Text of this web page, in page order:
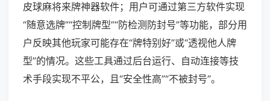
皮球麻将来牌神器软件；用户可通过第三方软件实现
“随意选牌”“控制牌型”“防检测防封号”等功能，部分用
户反映其他玩家可能存在“牌特别好”或“透视他人牌
型”的情况。这些工具通过后台运行、自动连接等技
术手段实现不平公，且“安全性高”“不被封号”。